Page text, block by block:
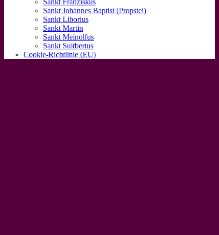
Sankt Franziskus
Sankt Johannes Baptist (Propstei)
Sankt Liborius
Sankt Martin
Sankt Meinolfus
Sankt Suitbertus
Cookie-Richtlinie (EU)